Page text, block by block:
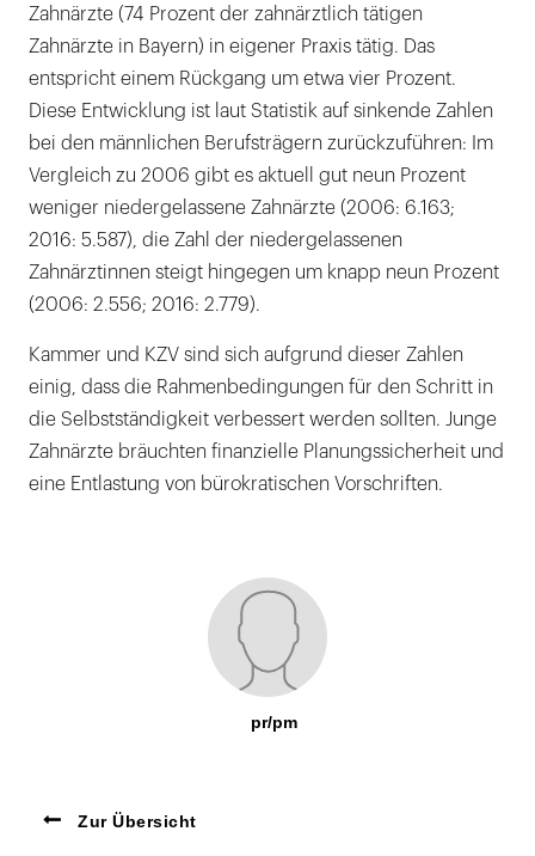
Zahnärzte (74 Prozent der zahnärztlich tätigen
Zahnärzte in Bayern) in eigener Praxis tätig. Das
entspricht einem Rückgang um etwa vier Prozent.
Diese Entwicklung ist laut Statistik auf sinkende Zahlen
bei den männlichen Berufsträgern zurückzuführen: Im
Vergleich zu 2006 gibt es aktuell gut neun Prozent
weniger niedergelassene Zahnärzte (2006: 6.163;
2016: 5.587), die Zahl der niedergelassenen
Zahnärztinnen steigt hingegen um knapp neun Prozent
(2006: 2.556; 2016: 2.779).
Kammer und KZV sind sich aufgrund dieser Zahlen
einig, dass die Rahmenbedingungen für den Schritt in
die Selbstständigkeit verbessert werden sollten. Junge
Zahnärzte bräuchten finanzielle Planungssicherheit und
eine Entlastung von bürokratischen Vorschriften.
pr/pm
Zur Übersicht